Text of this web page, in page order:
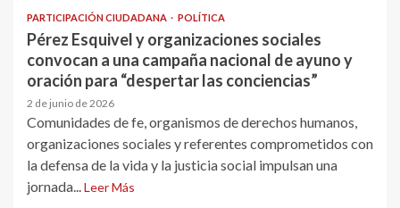
PARTICIPACIÓN CIUDADANA POLÍTICA
Pérez Esquivel y organizaciones sociales
convocan a una campaña nacional de ayuno y
oración para “despertar las conciencias”
2 de junio de 2026
Comunidades de fe, organismos de derechos humanos,
organizaciones sociales y referentes comprometidos con
la defensa de la vida y la justicia social impulsan una
jornada...Leer Más